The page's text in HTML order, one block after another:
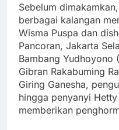
Sebelum
berbagai kalangan
Wisma Puspa dan
Pancoran, Jakarta
Bambang Yudhoyono
Gibran Rakabuming
Giring Ganesha,
hingga penyanyi
memberikan